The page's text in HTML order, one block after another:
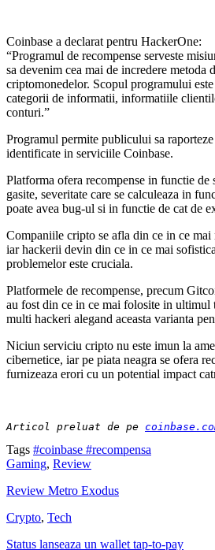
Coinbase a declarat pentru HackerOne:
“Programul de recompense serveste
sa devenim cea mai de incredere metoda
criptomonedelor. Scopul programului este
categorii de informatii, informatiile
conturi.”
Programul permite publicului sa
identificate in serviciile Coinbase.
Platforma ofera recompense in functie de
gasite, severitate care se calculeaza in
poate avea bug-ul si in functie de cat de
Companiile cripto se afla din ce in ce
iar hackerii devin din ce in ce mai
problemelor este cruciala.
Platformele de recompense, precum
au fost din ce in ce mai folosite in ultimul
multi hackeri alegand aceasta varianta
Niciun serviciu cripto nu este imun la
cibernetice, iar pe piata neagra se ofera
furnizeaza erori cu un potential impact
Articol preluat de pe
Tags #coinbase #recompensa
Gaming, Review
Review Metro Exodus
Crypto, Tech
Status lanseaza un wallet tap-to-pay